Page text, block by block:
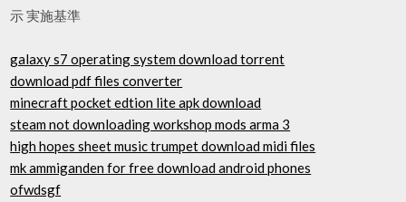
示 実施基準
galaxy s7 operating system download torrent
download pdf files converter
minecraft pocket edtion lite apk download
steam not downloading workshop mods arma 3
high hopes sheet music trumpet download midi files
mk ammiganden for free download android phones
ofwdsgf